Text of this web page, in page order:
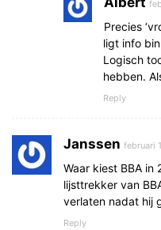
Precies
ligt info
Logisch
hebben.
Reply
Janssen februari
Waar kiest BBA in
lijsttrekker van
verlaten nadat hij
Reply